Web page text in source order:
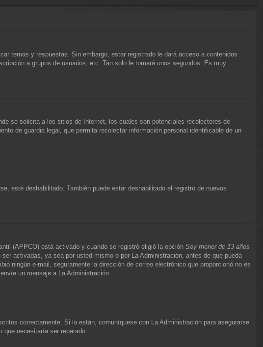
temas y respuestas. Sin embargo, estar registrado le dará acceso a contenidos
a grupos de usuarios, etc. Tan solo le tomará unos segundos. Es muy
se solicita a los sitios de Internet, los cuales son potenciales recolectores de
de guardia legal, que permita recolectar información personal identificable de un
esté deshabilitado. También puede estar deshabilitado el registro de nuevos
(APPCO) está activado y cuando se registró eligió la opción Soy menor de 13 años
activadas, ya sea por usted mismo o por La Administración, antes de que pueda
ningún e-mail, seguramente la dirección de correo electrónico que proporcionó no es
un mensaje a La Administración.
correctamente. Si lo están, comuníquese con La Administración para asegurarse
que necesitaría ser reparado.